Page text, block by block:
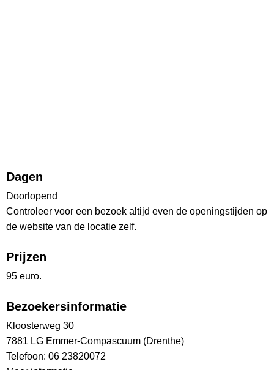
Dagen
Doorlopend
Controleer voor een bezoek altijd even de openingstijden op
de website van de locatie zelf.
Prijzen
95 euro.
Bezoekersinformatie
Kloosterweg 30
7881 LG Emmer-Compascuum (Drenthe)
Telefoon: 06 23820072